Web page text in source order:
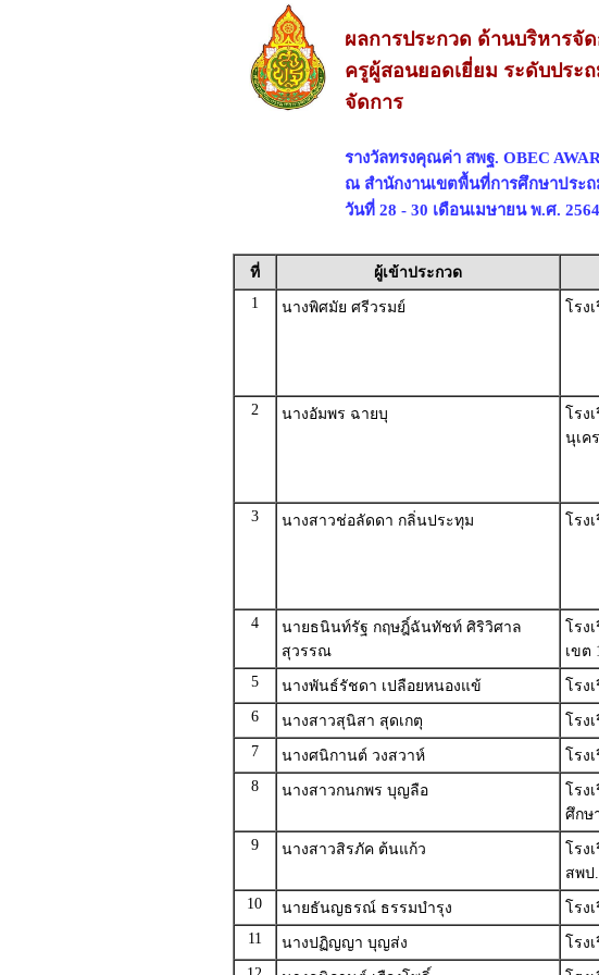
ผลการประกวด ด้านบริหารจั
ครูผู้สอนยอดเยี่ยม ระดับประ
จัดการ
รางวัลทรงคุณค่า สพฐ. OBEC
ณ สำนักงานเขตพื้นที่การศึกษาประถ
วันที่ 28 - 30 เดือนเมษายน พ.ศ. 2564
ที่ ผู้เข้าประกวด
1
นางพิศมัย ศรีวรมย์ โรง
2
นางอัมพร ฉายบุ
โรง
นุเค
3
นางสาวช่อลัดดา กลิ่นประทุม โรง
4
นายธนินท์รัฐ กฤษฎิ์ฉันทัชท์ ศิริวิศาล
สุวรรณ
โรง
เขต
5 นางพันธ์รัชดา เปลือยหนองแข้ โรง
6
นางสาวสุนิสา สุดเกตุ โรง
7
นางศนิกานต์ วงสวาห์ โรง
8
นางสาวกนกพร บุญลือ
โรง
ศึกษ
9 นางสาวสิรภัค ต้นแก้ว
โรง
สพป
10 นายธันญธรณ์ ธรรมบำรุง โรง
11
นางปฏิญญา บุญส่ง โรง